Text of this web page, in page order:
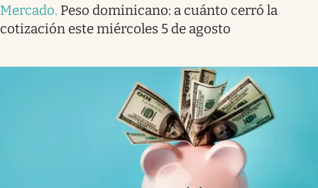
Mercado. Peso dominicano: a cuánto cerró la
cotización este miércoles 5 de agosto